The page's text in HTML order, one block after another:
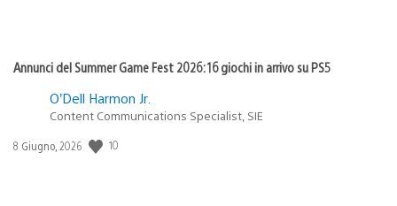
Annunci del Summer Game Fest 2026: 16 giochi in arrivo su PS5
O’Dell Harmon Jr.
Content Communications Specialist, SIE
Data
8 Giugno, 2026 10